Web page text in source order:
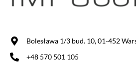
Bolesława 1/3 bud. 10, 01-452
+48 570 501 105